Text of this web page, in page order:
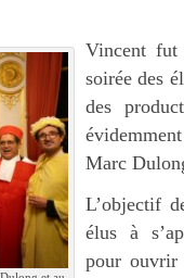
Vincent fut
soirée des
des
Marc
L’objectif
élus à
pour ouvrir